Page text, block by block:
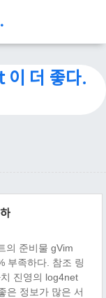
로그
이 더 좋다.
의 준비물 gVim
부족하다. 참조 링
진영의 log4net
은 정보가 많은 서